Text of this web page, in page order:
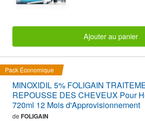
Ajouter au panier
Pack Économique
MINOXIDIL 5% FOLIGAIN
REPOUSSE DES CHEVEUX Pour
720ml 12 Mois d'Approvisionnement
de FOLIGAIN